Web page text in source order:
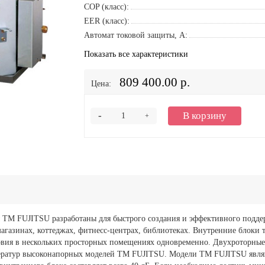
COP (класс):
EER (класс):
Автомат токовой защиты, A:
Показать все характеристики
Цена: 809 400.00 р.
+
- В корзину
FUJITSU разработаны для быстрого создания и эффективного
коттеджах, фитнесс-центрах, библиотеках. Внутренние блоки
в нескольких просторных помещениях одновременно.
высоконапорных моделей ТМ FUJITSU. Модели ТМ FUJITSU